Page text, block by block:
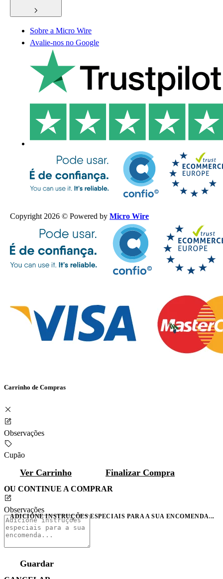
Sobre a Micro Wire
Avalie-nos no Google
Copyright 2026 © Powered by Micro Wire
Carrinho de Compras
Observações
Cupão
Ver Carrinho Finalizar Compra
OU CONTINUE A COMPRAR
Observações
ADICIONE INSTRUÇÕES ESPECIAIS PARA A SUA ENCOMENDA...
Guardar